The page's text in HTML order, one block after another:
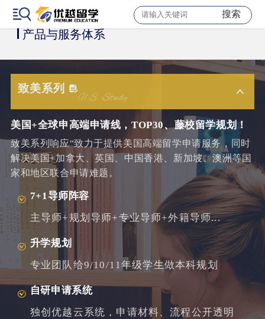
搜索
产品与服务体系
致美系列
美国+全球申高端申请线，TOP30、藤校留学规划！
致美系列响应“致力于提供美国高端留学申请服务，同时
解决美国+加拿大、英国、中国香港、新加坡、澳洲等国
家和地区联合申请难题。
7+1导师阵容
主导师+规划导师+专业导师+外籍导师...
升学规划
专业团队给9/10/11年级学生做本科规划
自研申请系统
独创优越云系统，申请材料、流程公开透明